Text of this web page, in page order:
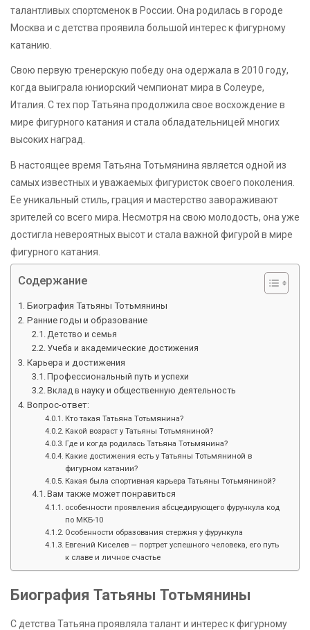
талантливых спортсменок в России. Она родилась в городе
Москва и с детства проявила большой интерес к фигурному
катанию.
Свою первую тренерскую победу она одержала в 2010 году,
когда выиграла юниорский чемпионат мира в Солеуре,
Италия. С тех пор Татьяна продолжила свое восхождение в
мире фигурного катания и стала обладательницей многих
высоких наград.
В настоящее время Татьяна Тотьмянина является одной из
самых известных и уважаемых фигуристок своего поколения.
Ее уникальный стиль, грация и мастерство завораживают
зрителей со всего мира. Несмотря на свою молодость, она уже
достигла невероятных высот и стала важной фигурой в мире
фигурного катания.
Содержание
Биография Татьяны Тотьмянины
Ранние годы и образование
Детство и семья
Учеба и академические достижения
Карьера и достижения
Профессиональный путь и успехи
Вклад в науку и общественную деятельность
Вопрос-ответ:
Кто такая Татьяна Тотьмянина?
Какой возраст у Татьяны Тотьмяниной?
Где и когда родилась Татьяна Тотьмянина?
Какие достижения есть у Татьяны Тотьмяниной в
фигурном катании?
Какая была спортивная карьера Татьяны Тотьмяниной?
Вам также может понравиться
особенности проявления абсцедирующего фурункула код
по МКБ-10
Особенности образования стержня у фурункула
Евгений Киселев — портрет успешного человека, его путь
к славе и личное счастье
Биография Татьяны Тотьмянины
С детства Татьяна проявляла талант и интерес к фигурному